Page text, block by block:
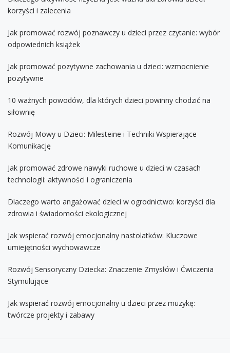
korzyści i zalecenia
Jak promować rozwój poznawczy u dzieci przez czytanie: wybór
odpowiednich książek
Jak promować pozytywne zachowania u dzieci: wzmocnienie
pozytywne
10 ważnych powodów, dla których dzieci powinny chodzić na
siłownię
Rozwój Mowy u Dzieci: Milesteine i Techniki Wspierające
Komunikację
Jak promować zdrowe nawyki ruchowe u dzieci w czasach
technologii: aktywności i ograniczenia
Dlaczego warto angażować dzieci w ogrodnictwo: korzyści dla
zdrowia i świadomości ekologicznej
Jak wspierać rozwój emocjonalny nastolatków: Kluczowe
umiejętności wychowawcze
Rozwój Sensoryczny Dziecka: Znaczenie Zmysłów i Ćwiczenia
Stymulujące
Jak wspierać rozwój emocjonalny u dzieci przez muzykę:
twórcze projekty i zabawy